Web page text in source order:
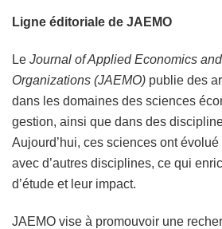
Ligne éditoriale de JAEMO
Le Journal of Applied Economics
Organizations (JAEMO) publie des
dans les domaines des sciences
gestion, ainsi que dans des
Aujourd’hui, ces sciences ont évolué
avec d’autres disciplines, ce qui
d’étude et leur impact.
JAEMO vise à promouvoir une